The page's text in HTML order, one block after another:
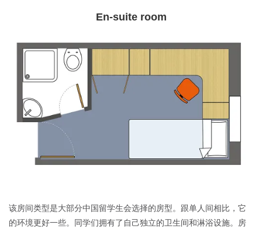
En-suite room
该房间类型是大部分中国留学生会选择的房型。跟单人间相比，它
的环境更好一些。同学们拥有了自己独立的卫生间和淋浴设施。房